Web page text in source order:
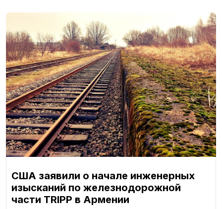
США заявили о начале инженерных
изысканий по железнодорожной
части TRIPP в Армении